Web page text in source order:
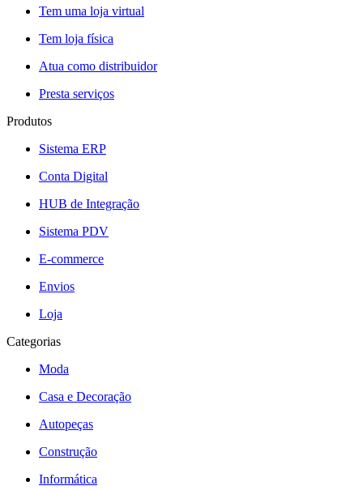
Tem uma loja virtual
Tem loja física
Atua como distribuidor
Presta serviços
Produtos
Sistema ERP
Conta Digital
HUB de Integração
Sistema PDV
E-commerce
Envios
Loja
Categorias
Moda
Casa e Decoração
Autopeças
Construção
Informática